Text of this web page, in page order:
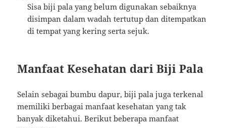
Sisa biji pala yang belum digunakan sebaiknya
disimpan dalam wadah tertutup dan ditempatkan
di tempat yang kering serta sejuk.
Manfaat Kesehatan dari Biji Pala
Selain sebagai bumbu dapur, biji pala juga terkenal
memiliki berbagai manfaat kesehatan yang tak
banyak diketahui. Berikut beberapa manfaat